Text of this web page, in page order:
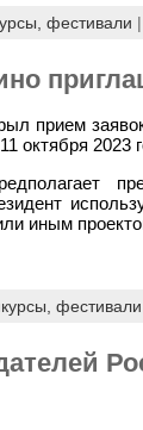
фестивали |
прием
октября 2023
иным
фестивали